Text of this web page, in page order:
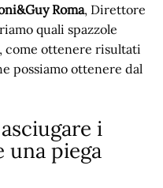
Roma, Direttore
quali spazzole
come ottenere risultati
possiamo ottenere dal
i
una piega